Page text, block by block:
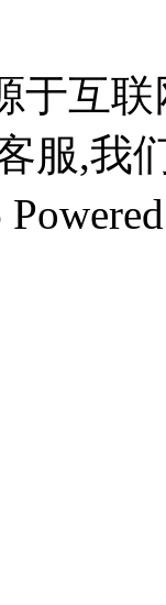
于互
服,我